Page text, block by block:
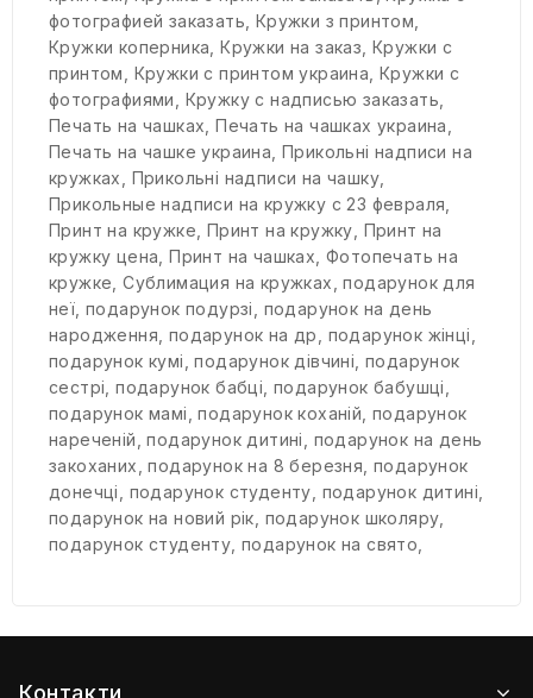
фотографией заказать, Кружки з принтом,
Кружки коперника,Кружки на заказ,Кружки с
принтом, Кружки с принтом украина,Кружки с
фотографиями, Кружку с надписью заказать,
Печать на чашках,Печать на чашках украина,
Печать на чашке украина,Прикольні надписи на
кружках, Прикольні надписи на чашку,
Прикольные надписи на кружку с 23 февраля,
Принт на кружке, Принт на кружку, Принт на
кружку цена,Принт на чашках,Фотопечать на
кружке,Сублимация на кружках,подарунок для
неї,подарунок подурзі, подарунок на день
народження, подарунок на др, подарунок жінці,
подарунок кумі,подарунок дівчині,подарунок
сестрі,подарунок бабці,подарунок бабушці,
подарунок мамі,подарунок коханій,подарунок
нареченій,подарунок дитині, подарунок на день
закоханих,подарунок на 8 березня,подарунок
донечці, подарунок студенту, подарунок дитині,
подарунок на новий рік, подарунок школяру,
подарунок студенту,подарунок на свято,